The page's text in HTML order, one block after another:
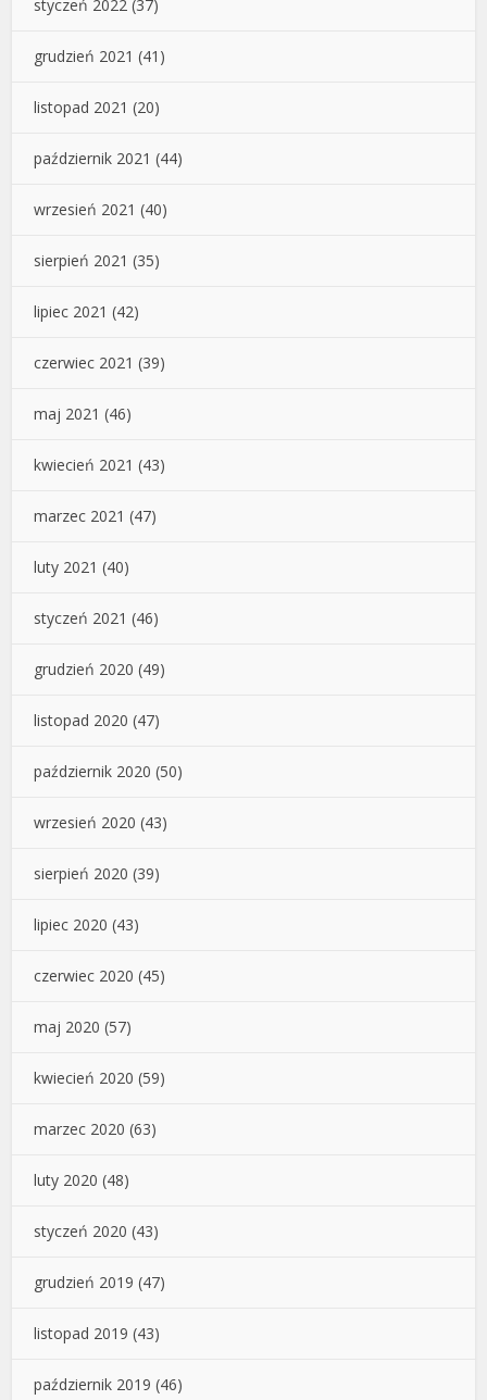
styczeń 2022 (37)
grudzień 2021 (41)
listopad 2021 (20)
październik 2021 (44)
wrzesień 2021 (40)
sierpień 2021 (35)
lipiec 2021 (42)
czerwiec 2021 (39)
maj 2021 (46)
kwiecień 2021 (43)
marzec 2021 (47)
luty 2021 (40)
styczeń 2021 (46)
grudzień 2020 (49)
listopad 2020 (47)
październik 2020 (50)
wrzesień 2020 (43)
sierpień 2020 (39)
lipiec 2020 (43)
czerwiec 2020 (45)
maj 2020 (57)
kwiecień 2020 (59)
marzec 2020 (63)
luty 2020 (48)
styczeń 2020 (43)
grudzień 2019 (47)
listopad 2019 (43)
październik 2019 (46)